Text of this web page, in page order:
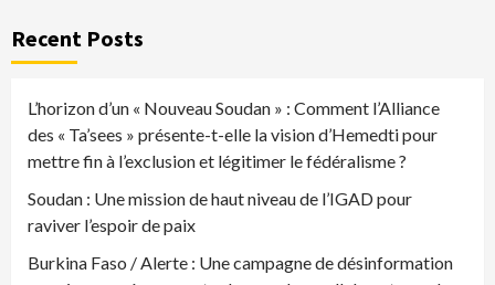
Recent Posts
L’horizon d’un « Nouveau Soudan » : Comment l’Alliance
des « Ta’sees » présente-t-elle la vision d’Hemedti pour
mettre fin à l’exclusion et légitimer le fédéralisme ?
Soudan : Une mission de haut niveau de l’IGAD pour
raviver l’espoir de paix
Burkina Faso / Alerte : Une campagne de désinformation